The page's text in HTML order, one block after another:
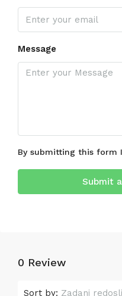
Message
By submitting this form
Submit
0 Review
Sort by: Zadani